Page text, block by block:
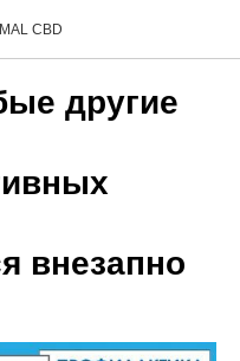
CBD
другие
внезапно